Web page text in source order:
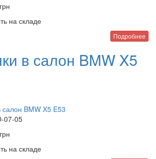
грн
на складе
Подробнее
в салон BMW X5
07-05
грн
на складе